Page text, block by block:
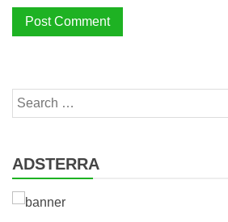
Search
for:
ADSTERRA